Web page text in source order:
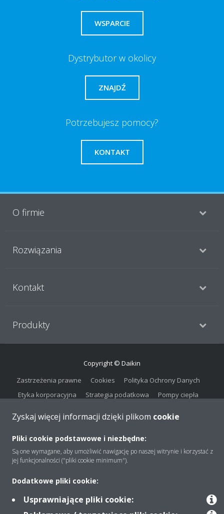
WSPARCIE
Dystrybutor w okolicy
ZNAJDŹ
Potrzebujesz pomocy?
KONTAKT
O firmie
Rozwiązania
Kontakt
Produkty
Copyright © Daikin
Zastrzeżenia prawne
Cookies
Polityka Ochrony Danych
Etyka korporacyjna
Strategia podatkowa
Pompy ciepła
Zyskaj więcej informacji dzięki plikom cookie
Pliki cookie podstawowe i niezbędne:
Są one wymagane, aby umożliwić nawigację po naszej witrynie i korzystać z
jej funkcjonalności ("pliki cookie minimum").
Dodatkowe pliki cookie:
Usprawniające pliki cookie: